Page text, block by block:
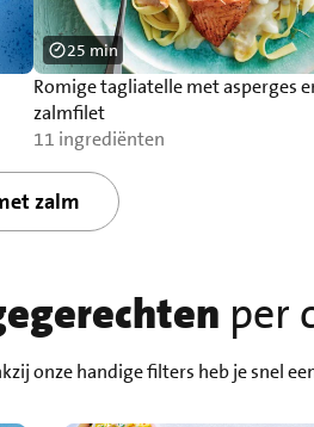
Romige tagliatelle met asperges
zalmfilet
11 ingrediënten
25 min
zalm
per
onze handige filters heb je snel